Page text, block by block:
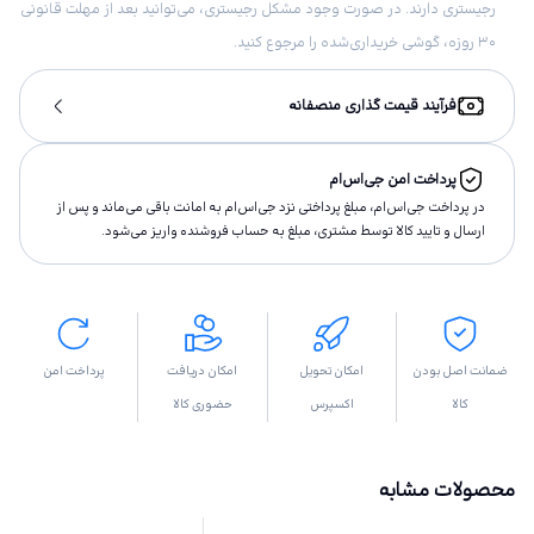
رجیستری دارند. در صورت وجود مشکل رجیستری، می‌توانید بعد از مهلت قانونی
۳۰ روزه، گوشی خریداری‌شده را مرجوع کنید.
فرآیند قیمت گذاری منصفانه
پرداخت امن جی‌اس‌ام
در پرداخت جی‌اس‌ام، مبلغ پرداختى نزد جی‌اس‌ام به امانت باقى مى‌ماند و پس از
ارسال و تاييد كالا توسط مشتری، مبلغ به حساب فروشنده واريز مى‌شود.
ضمانت اصل بودن
کالا
امکان تحویل
اکسپرس
امکان دریافت
حضوری کالا
پرداخت امن
محصولات مشابه